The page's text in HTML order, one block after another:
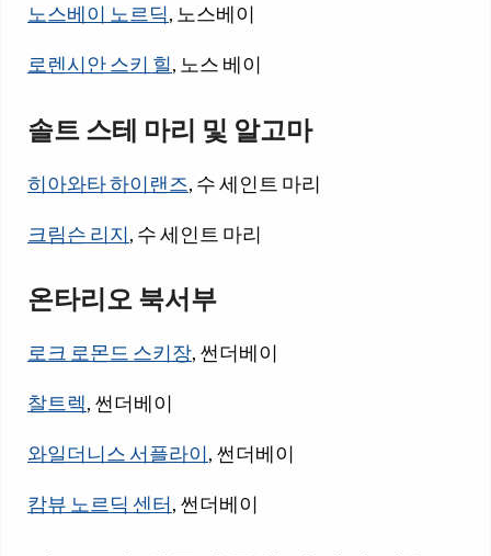
노스베이 노르딕, 노스베이
로렌시안 스키 힐, 노스 베이
솔트 스테 마리 및 알고마
히아와타 하이랜즈, 수 세인트 마리
크림슨 리지, 수 세인트 마리
온타리오 북서부
로크 로몬드 스키장, 썬더베이
찰트렉, 썬더베이
와일더니스 서플라이, 썬더베이
캄뷰 노르딕 센터, 썬더베이